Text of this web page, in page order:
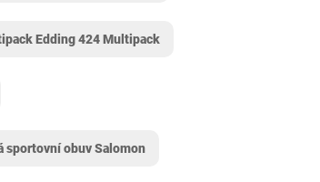
Edding 424 Multipack
sportovní obuv Salomon